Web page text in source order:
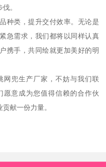
。
种类，提升交付效率。无论是
急需求，我们都将以同样认真
携手，共同绘就更加美好的明
兜生产厂家，不妨与我们联
意成为您值得信赖的合作伙
献一份力量。